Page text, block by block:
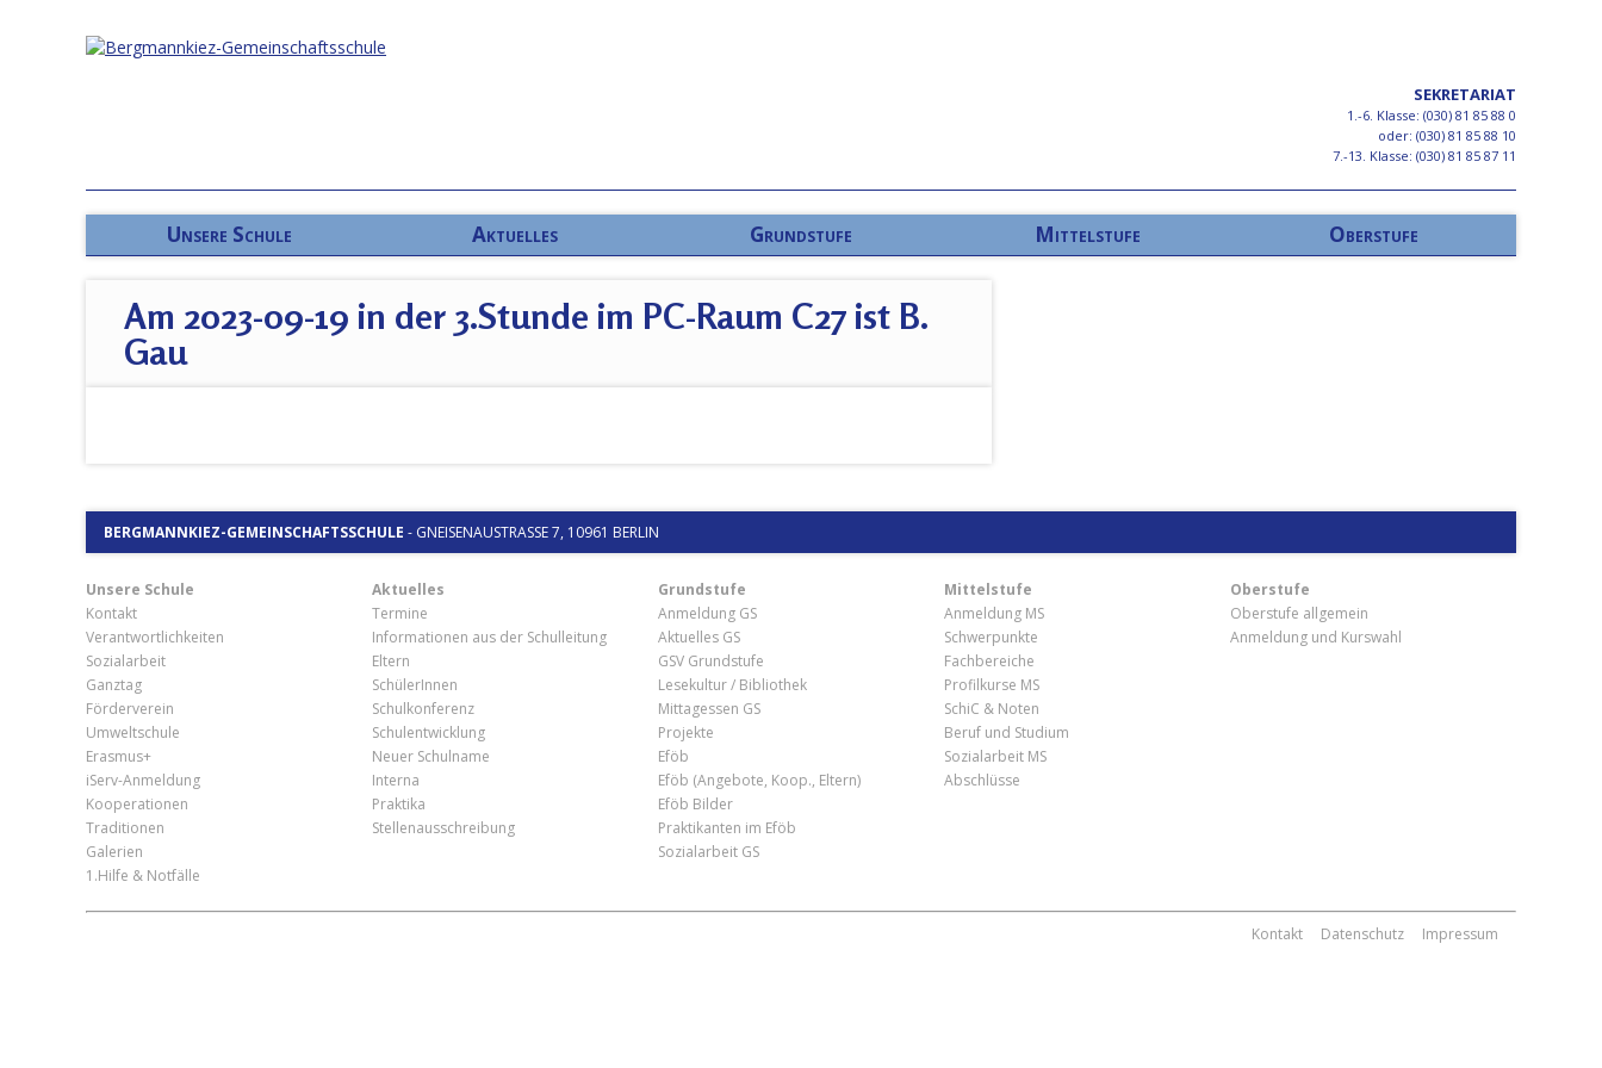
SEKRETARIAT
1.-6. Klasse: (030) 81 85 88 0
oder: (030) 81 85 88 10
7.-13. Klasse: (030) 81 85 87 11
Unsere Schule Aktuelles Grundstufe Mittelstufe Oberstufe
Am 2023-09-19 in der 3.Stunde im PC-Raum C27 ist B.
Gau
BERGMANNKIEZ-GEMEINSCHAFTSSCHULE - GNEISENAUSTRASSE 7, 10961 BERLIN
Unsere Schule
Kontakt
Verantwortlichkeiten
Sozialarbeit
Ganztag
Förderverein
Umweltschule
Erasmus+
iServ-Anmeldung
Kooperationen
Traditionen
Galerien
1.Hilfe & Notfälle
Aktuelles
Termine
Informationen aus der Schulleitung
Eltern
SchülerInnen
Schulkonferenz
Schulentwicklung
Neuer Schulname
Interna
Praktika
Stellenausschreibung
Grundstufe
Anmeldung GS
Aktuelles GS
GSV Grundstufe
Lesekultur / Bibliothek
Mittagessen GS
Projekte
Eföb
Eföb (Angebote, Koop., Eltern)
Eföb Bilder
Praktikanten im Eföb
Sozialarbeit GS
Mittelstufe
Anmeldung MS
Schwerpunkte
Fachbereiche
Profilkurse MS
SchiC & Noten
Beruf und Studium
Sozialarbeit MS
Abschlüsse
Oberstufe
Oberstufe allgemein
Anmeldung und Kurswahl
Kontakt Datenschutz Impressum